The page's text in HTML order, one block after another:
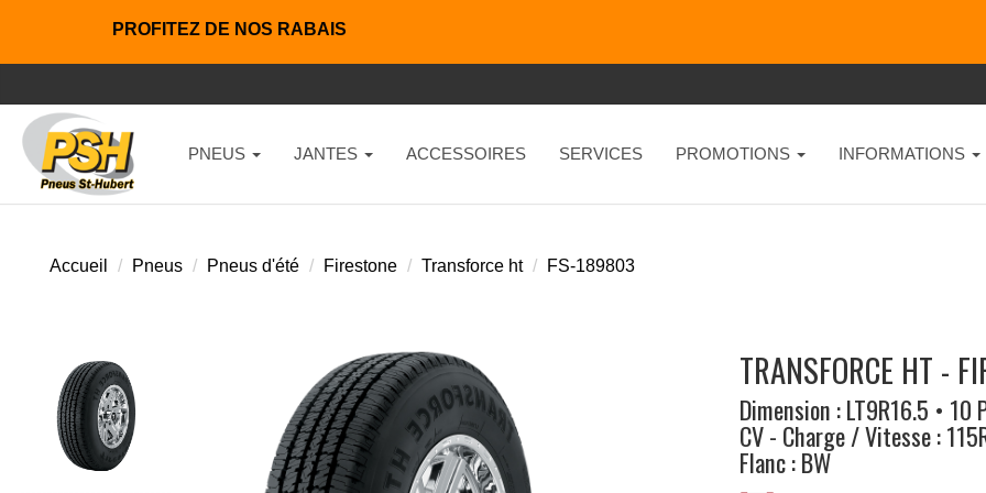
PROFITEZ DE NOS RABAIS
PNEUS JANTES ACCESSOIRES SERVICES PROMOTIONS INFORMATIONS
Accueil Pneus Pneus d'été Firestone Transforce ht FS-189803
TRANSFORCE HT -
Dimension : LT9R16.5 • 10
CV - Charge / Vitesse :
Flanc : BW